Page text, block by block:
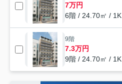
7万円
6階 / 24.70㎡ / 1K
9階
7.3万円
9階 / 24.70㎡ / 1K